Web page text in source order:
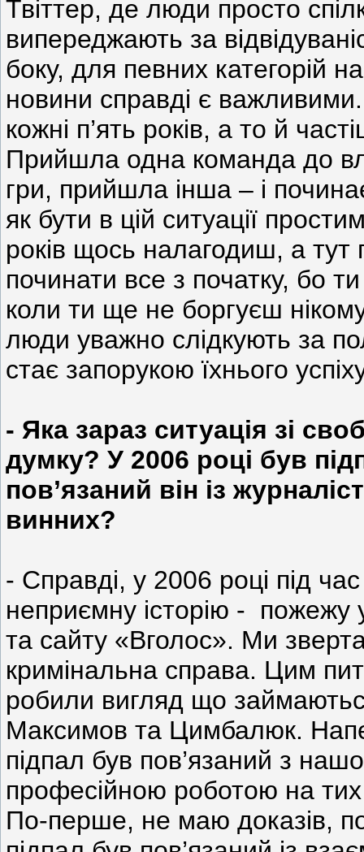
Твіттер, де люди просто
випереджають за
боку, для певних категорій
новини справді є
кожні п’ять років, а то й
Прийшла одна команда до
гри, прийшла інша – і
як бути в цій ситуації
років щось налагодиш, а тут
починати все з початку, бо
коли ти ще не боргуєш
люди уважно слідкують за
стає запорукою їхнього
- Яка зараз ситуація зі
думку? У 2006 році був
пов’язаний він із
винних?
- Справді, у 2006 році під
неприємну історію - пожежу
та сайту «Вголос». Ми
кримінальна справа. Цим
робили вигляд що
Максимов та Цимбалюк.
підпал був пов’язаний з
професійною роботою на
По-перше, не маю доказів,